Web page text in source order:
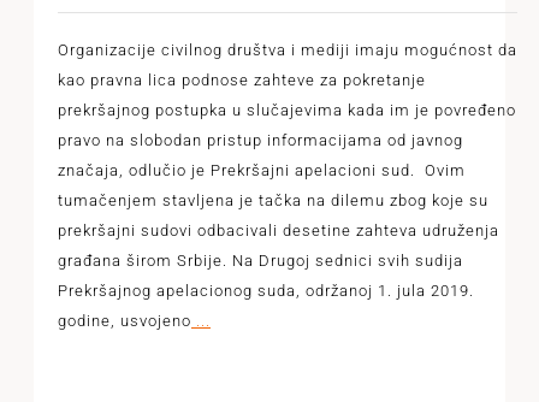
Organizacije civilnog društva i mediji imaju mogućnost da
kao pravna lica podnose zahteve za pokretanje
prekršajnog postupka u slučajevima kada im je povređeno
pravo na slobodan pristup informacijama od javnog
značaja, odlučio je Prekršajni apelacioni sud. Ovim
tumačenjem stavljena je tačka na dilemu zbog koje su
prekršajni sudovi odbacivali desetine zahteva udruženja
građana širom Srbije. Na Drugoj sednici svih sudija
Prekršajnog apelacionog suda, održanoj 1. jula 2019.
godine, usvojeno ...